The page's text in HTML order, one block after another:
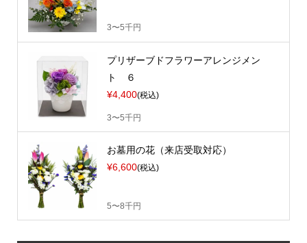
3〜5千円
プリザーブドフラワーアレンジメン
ト ６
¥4,400(税込)
3〜5千円
お墓用の花（来店受取対応）
¥6,600(税込)
5〜8千円